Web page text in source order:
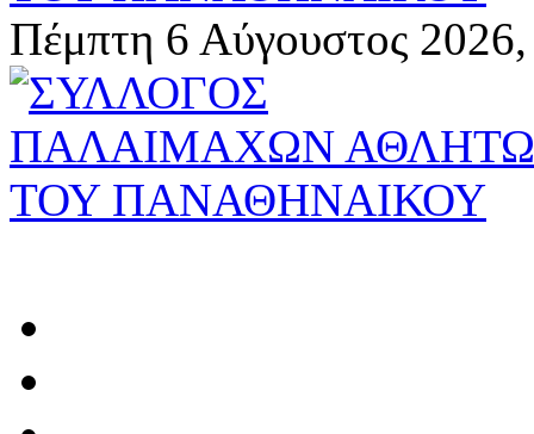
Πέμπτη 6 Αύγουστος